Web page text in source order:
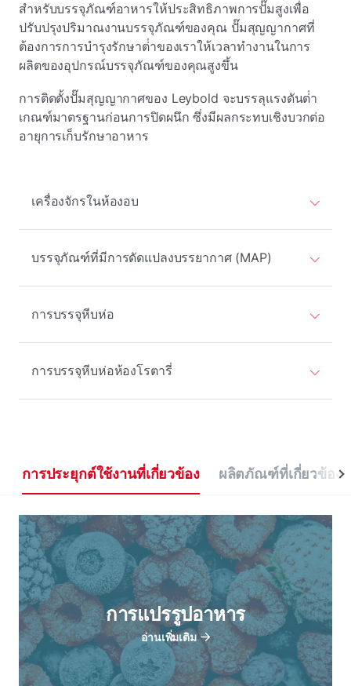
สําหรับบรรจุภัณฑ์อาหารให้ประสิทธิภาพการปั๊มสูงเพื่อ
ปรับปรุงปริมาณงานบรรจุภัณฑ์ของคุณ ปั๊มสุญญากาศที่
ต้องการการบํารุงรักษาต่ําของเราให้เวลาทํางานในการ
ผลิตของอุปกรณ์บรรจุภัณฑ์ของคุณสูงขึ้น
การติดตั้งปั๊มสุญญากาศของ Leybold จะบรรลุแรงดันต่ํา
เกณฑ์มาตรฐานก่อนการปิดผนึก ซึ่งมีผลกระทบเชิงบวกต่อ
อายุการเก็บรักษาอาหาร
เครื่องจักรในห้องอบ
บรรจุภัณฑ์ที่มีการดัดแปลงบรรยากาศ (MAP)
การบรรจุหีบห่อ
การบรรจุหีบห่อห้องโรตารี่
การประยุกต์ใช้งานที่เกี่ยวข้อง ผลิตภัณฑ์ที่เกี่ยวข้อง
การแปรรูปอาหาร
อ่านเพิ่มเติม